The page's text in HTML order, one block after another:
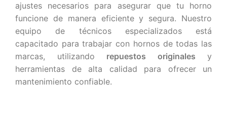
ajustes necesarios para asegurar que tu horno
funcione de manera eficiente y segura. Nuestro
equipo de técnicos especializados está
capacitado para trabajar con hornos de todas las
marcas, utilizando repuestos originales y
herramientas de alta calidad para ofrecer un
mantenimiento confiable.